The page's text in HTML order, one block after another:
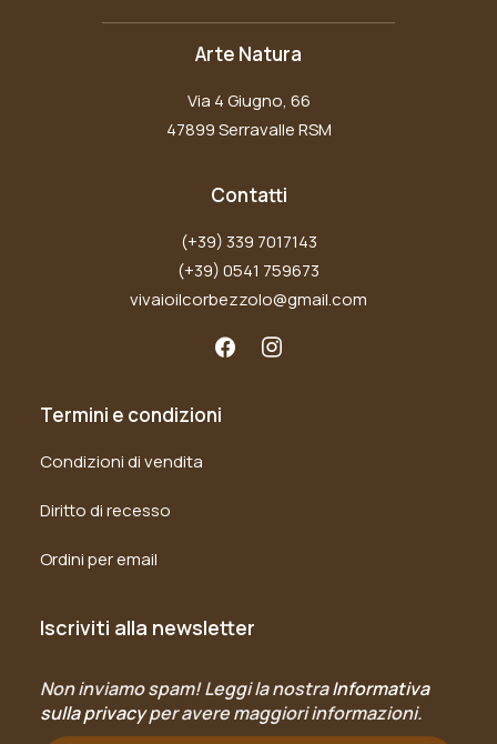
Arte Natura
Via 4 Giugno, 66
47899 Serravalle RSM
Contatti
(+39) 339 7017143
(+39) 0541 759673
vivaioilcorbezzolo@gmail.com
Termini e condizioni
Condizioni di vendita
Diritto di recesso
Ordini per email
Iscriviti alla newsletter
Non inviamo spam! Leggi la nostraInformativa
sulla privacyper avere maggiori informazioni.